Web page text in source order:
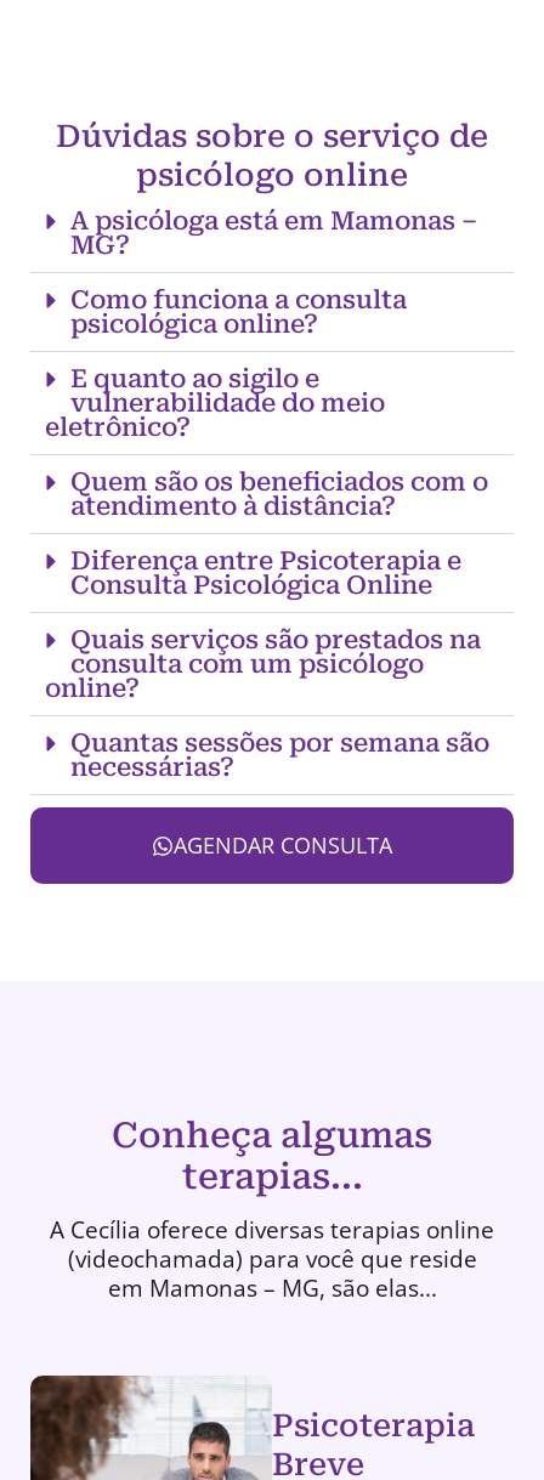
Dúvidas sobre o serviço de
psicólogo online
A psicóloga está em Mamonas –
MG?
Como funciona a consulta
psicológica online?
E quanto ao sigilo e
vulnerabilidade do meio
eletrônico?
Quem são os beneficiados com o
atendimento à distância?
Diferença entre Psicoterapia e
Consulta Psicológica Online
Quais serviços são prestados na
consulta com um psicólogo
online?
Quantas sessões por semana são
necessárias?
AGENDAR CONSULTA
Conheça algumas
terapias...
A Cecília oferece diversas terapias online
(videochamada) para você que reside
em Mamonas – MG, são elas...
Psicoterapia
Breve